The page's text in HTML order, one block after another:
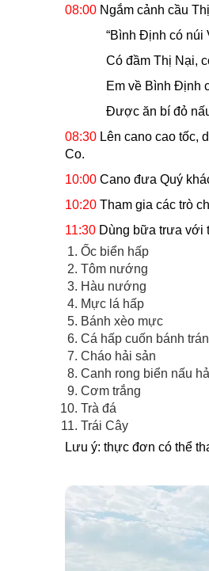
08:00 Ngắm cảnh cầu
“Bình Định có núi
Có đầm Thị Nại, có
Em về Bình Định
Được ăn bí đỏ nấu
08:30 Lên cano cao tốc,
Co.
10:00 Cano đưa Quý
10:20 Tham gia các trò
11:30 Dùng bữa trưa với
Ốc biển hấp
Tôm nướng
Hàu nướng
Mực lá hấp
Bánh xèo mực
Cá hấp cuốn bánh
Cháo hải sản
Canh rong biển nấu
Cơm trắng
Trà đá
Trái Cây
Lưu ý: thực đơn có thể